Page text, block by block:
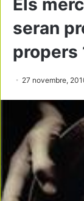
Els
seran
propers
27 novembre,